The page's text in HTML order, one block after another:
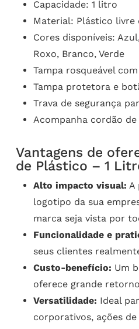
Capacidade: 1 litro
Material: Plástico livre
Cores disponíveis:
Roxo, Branco, Verde
Tampa rosqueável
Tampa protetora e
Trava de segurança
Acompanha cordão
Vantagens de
de Plástico – 1
Alto impacto visual: A
logotipo da sua
marca seja vista por
Funcionalidade e
seus clientes
Custo-benefício: Um
oferece grande
Versatilidade: Ideal
corporativos, ações